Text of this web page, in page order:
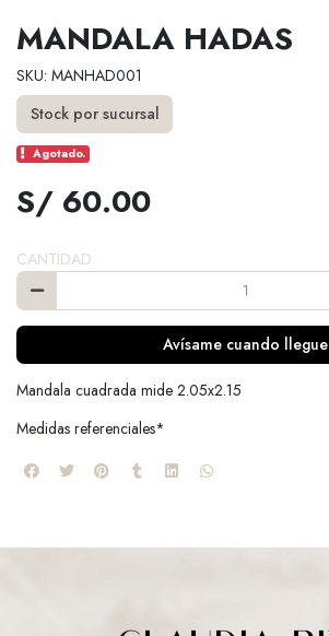
MANDALA HADAS
SKU: MANHAD001
Stock por sucursal
Agotado.
S/ 60.00
CANTIDAD
Avísame cuando llegue
Mandala cuadrada mide 2.05x2.15
Medidas referenciales*